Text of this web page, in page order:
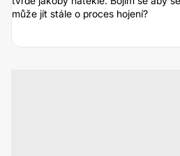
může jít stále o proces hojení?